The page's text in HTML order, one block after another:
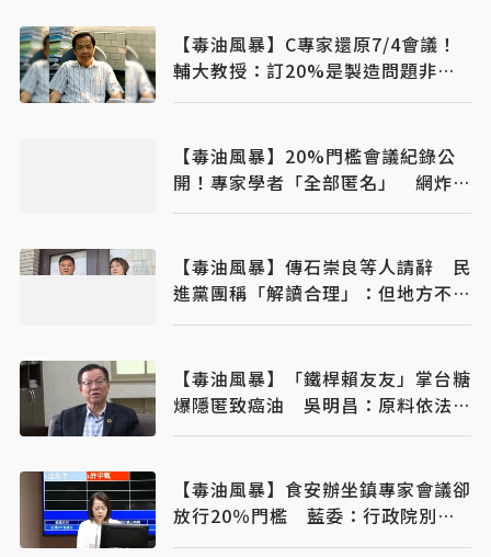
【毒油風暴】C專家還原7/4會議！
輔大教授：訂20%是製造問題非解
決問題
【毒油風暴】20%門檻會議紀錄公
開！專家學者「全部匿名」 網炸
鍋：蓋牌到何時
【毒油風暴】傳石崇良等人請辭 民
進黨團稱「解讀合理」：但地方不要
都甩鍋中央
【毒油風暴】「鐵桿賴友友」掌台糖
爆隱匿致癌油 吳明昌：原料依法不
需通報
【毒油風暴】食安辦坐鎮專家會議卻
放行20％門檻 藍委：行政院別想
裝無辜